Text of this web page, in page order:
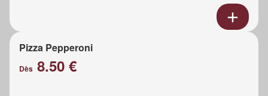
Pizza Pepperoni
Dès 8.50 €